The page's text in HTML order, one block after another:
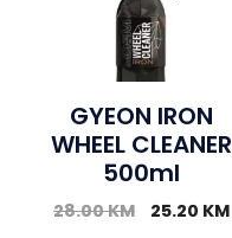
GYEON IRON
WHEEL CLEANER
500ml
28.00KM 25.20 KM